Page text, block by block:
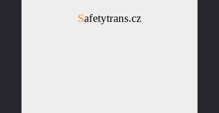
Safetytrans.cz